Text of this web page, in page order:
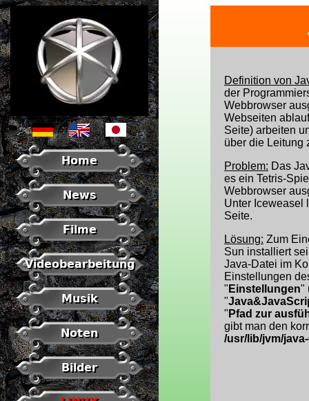
Home
News
Filme
Videobearbeitung
Musik
Noten
Bilder
Definition von
der
Webbrowser
Webseiten
Seite) arbeiten
über die Leitung
Problem: Das
es ein Tetris-
Webbrowser
Unter Iceweasel
Seite.
Lösung: Zum
Sun installiert
Java-Datei im
Einstellungen
" Einstellungen"
"
" Pfad zur
gibt man den
/usr/lib/jvm/